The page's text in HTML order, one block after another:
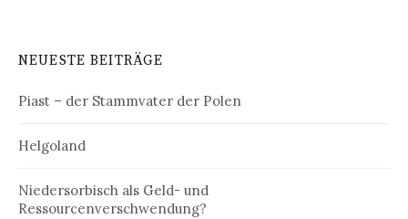
NEUESTE BEITRÄGE
Piast – der Stammvater der Polen
Helgoland
Niedersorbisch als Geld- und
Ressourcenverschwendung?